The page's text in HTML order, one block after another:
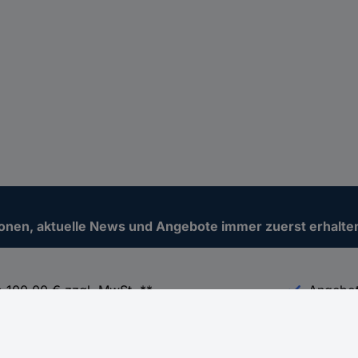
aktuelle News und Angebote immer zuerst
100,00 € zzgl. MwSt. **